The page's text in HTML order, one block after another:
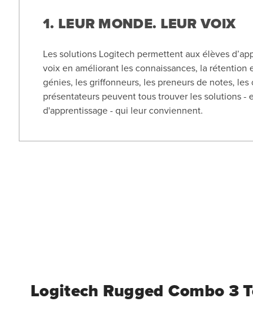
1. LEUR MONDE. LEUR VOIX
Les solutions Logitech permettent aux élèves
voix en améliorant les connaissances, la rétention
génies, les griffonneurs, les preneurs de notes,
présentateurs peuvent tous trouver les solutions -
d'apprentissage - qui leur conviennent.
Logitech Rugged Combo 3